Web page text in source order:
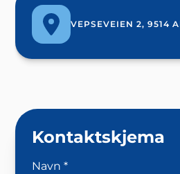
VEPSEVEIEN 2, 9514
Kontaktskjema
Navn *